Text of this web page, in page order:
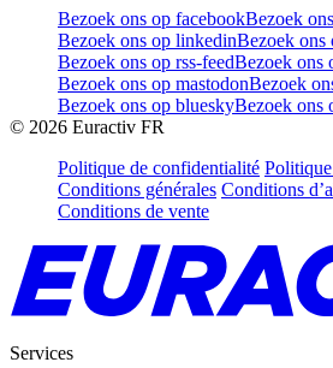
Bezoek ons op facebookBezoek
Bezoek ons op linkedinBezoek ons
Bezoek ons op rss-feedBezoek ons
Bezoek ons op mastodonBezoek
Bezoek ons op blueskyBezoek ons
© 2026 Euractiv FR
Politique de confidentialité
Conditions générales Conditions
Conditions de vente
Services